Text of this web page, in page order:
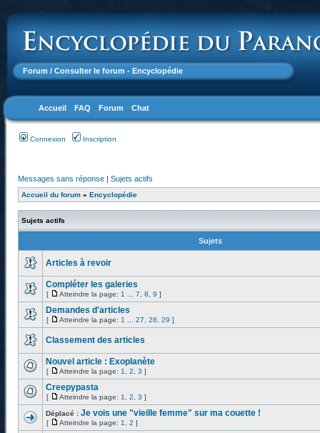
Forum / Consulter le forum - Encyclopédie
Accueil FAQ Forum Chat
Connexion Inscription
Messages sans réponse | Sujets actifs
Accueil du forum » Encyclopédie
Sujets actifs
Sujets
Articles à revoir
Compléter les galeries
[ Atteindre la page: 1 7 8 9 ]
Demandes d'articles
[ Atteindre la page: 1 27 28 29 ]
Classement des articles
Nouvel article : Exoplanète
[ Atteindre la page: 1 2 3 ]
Creepypasta
[ Atteindre la page: 1 2 3 ]
Déplacé : Je vois une "vieille femme" sur ma couette !
[ Atteindre la page: 1 2 ]